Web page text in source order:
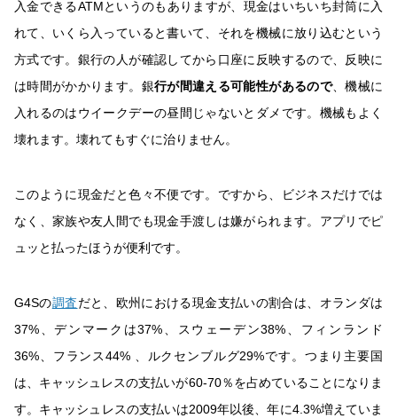
入金できるATMというのもありますが、現金はいちいち封筒に入
れて、いくら入っていると書いて、それを機械に放り込むという
方式です。銀行の人が確認してから口座に反映するので、反映に
は時間がかかります。銀行が間違える可能性があるので、機械に
入れるのはウイークデーの昼間じゃないとダメです。機械もよく
壊れます。壊れてもすぐに治りません。
このように現金だと色々不便です。ですから、ビジネスだけでは
なく、家族や友人間でも現金手渡しは嫌がられます。アプリでピ
ュッと払ったほうが便利です。
G4Sの調査だと、欧州における現金支払いの割合は、オランダは
37%、デンマークは37%、スウェーデン38%、フィンランド
36%、フランス44% 、ルクセンブルグ29%です。つまり主要国
は、キャッシュレスの支払いが60-70％を占めていることになりま
す。キャッシュレスの支払いは2009年以後、年に4.3%増えていま